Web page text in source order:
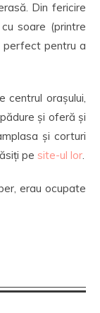
Din fericire
soare (printre
perfect pentru a
centrul orașului,
și oferă și
și corturi
pe site-ul lor.
erau ocupate